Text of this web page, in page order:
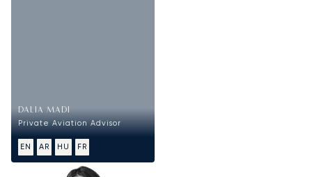
DALIA MADI
Private Aviation Advisor
EN AR HU FR